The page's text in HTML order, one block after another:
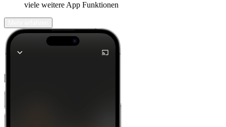
viele weitere App Funktionen